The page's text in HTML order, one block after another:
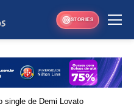
STORIES
single de Demi Lovato